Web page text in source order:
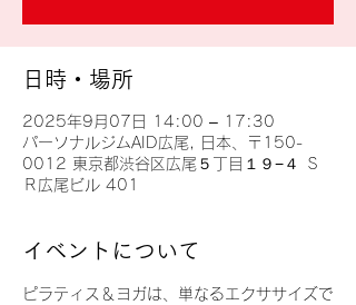
日時・場所
2025年9月07日 14:00 – 17:30
パーソナルジムAID広尾, 日本、〒150-
0012 東京都渋谷区広尾５丁目１９−４ Ｓ
Ｒ広尾ビル 401
イベントについて
ピラティス＆ヨガは、単なるエクササイズで